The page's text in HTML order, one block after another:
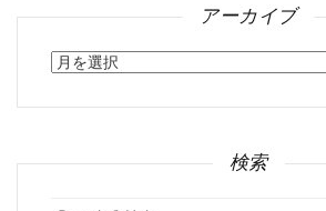
アーカイブ
ア
カ
検索